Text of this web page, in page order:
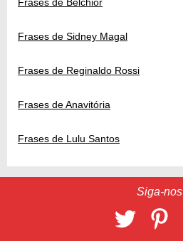
Frases de Sidney Magal
Frases de Reginaldo Rossi
Frases de Anavitória
Frases de Lulu Santos
Siga-nos